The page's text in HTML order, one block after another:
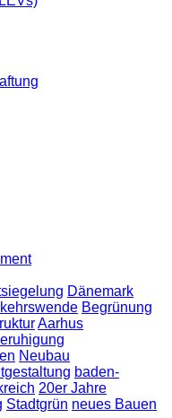
Dänemark
Begrünung
Aarhus
Neubau
baden-
20er Jahre
Stadtgrün neues Bauen